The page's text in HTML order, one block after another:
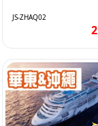
JS-ZHAQ02